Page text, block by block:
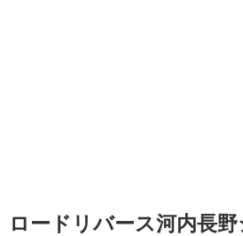
ロードリバース河内長